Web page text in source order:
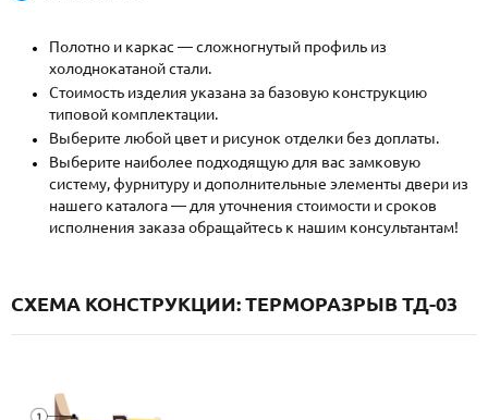
ЗАПРОСИТЬ РАСЧЕТ
Каталог Как купить
Записаться на замер
Полотно и каркас — сложногнутый профиль из
холоднокатаной стали.
Стоимость изделия указана за базовую конструкцию
типовой комплектации.
Выберите любой цвет и рисунок отделки без доплаты.
Выберите наиболее подходящую для вас замковую
систему, фурнитуру и дополнительные элементы двери из
нашего каталога — для уточнения стоимости и сроков
исполнения заказа обращайтесь к нашим консультантам!
СХЕМА КОНСТРУКЦИИ: ТЕРМОРАЗРЫВ ТД-03